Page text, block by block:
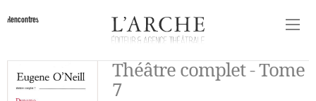
Rencontres
Théâtre complet - Tome
7